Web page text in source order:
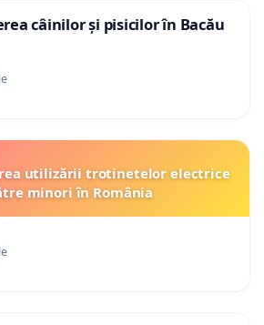
câinilor și pisicilor în Bacău
utilizării trotinetelor electrice
minori în România